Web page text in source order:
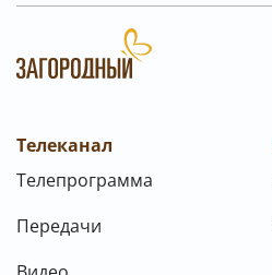
Телеканал
Телепрограмма
Передачи